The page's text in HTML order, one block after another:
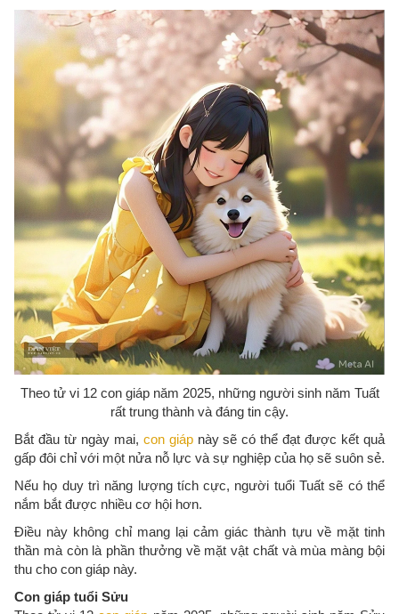
Theo tử vi 12 con giáp năm 2025, những người sinh năm Tuất
rất trung thành và đáng tin cậy.
Bắt đầu từ ngày mai, con giápnày sẽ có thể đạt được kết quả
gấp đôi chỉ với một nửa nỗ lực và sự nghiệp của họ sẽ suôn sẻ.
Nếu họ duy trì năng lượng tích cực, người tuổi Tuất sẽ có thể
nắm bắt được nhiều cơ hội hơn.
Điều này không chỉ mang lại cảm giác thành tựu về mặt tinh
thần mà còn là phần thưởng về mặt vật chất và mùa màng bội
thu cho con giáp này.
Con giáp tuổi Sửu